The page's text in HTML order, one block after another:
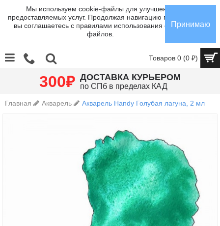
Мы используем cookie-файлы для улучшения
предоставляемых услуг. Продолжая навигацию по сайту,
вы соглашаетесь с правилами использования cookie-
файлов.
Принимаю
Товаров 0 (0 ₽)
300₽ ДОСТАВКА КУРЬЕРОМ
по СПб в пределах КАД
Главная Акварель Акварель Handy Голубая лагуна, 2 мл